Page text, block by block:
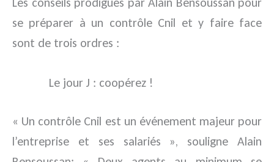
se préparer à un contrôle Cnil et y faire face
sont de trois ordres :
Le jour J : coopérez !
« Un contrôle Cnil est un événement majeur pour
l’entreprise et ses salariés », souligne Alain